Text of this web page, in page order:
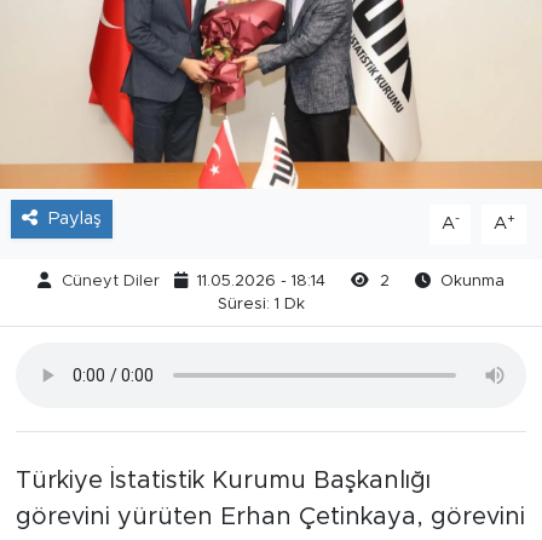
Paylaş A- A+
Cüneyt Diler 11.05.2026 - 18:14 2
Okunma
Süresi: 1 Dk
Türkiye İstatistik Kurumu Başkanlığı
görevini yürüten Erhan Çetinkaya, görevini